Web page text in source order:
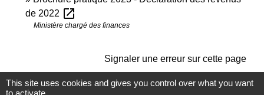
de 2022 open_in_new
Ministère chargé des finances
Signaler une erreur sur cette page
This site uses cookies and gives you control over what you want
to activate